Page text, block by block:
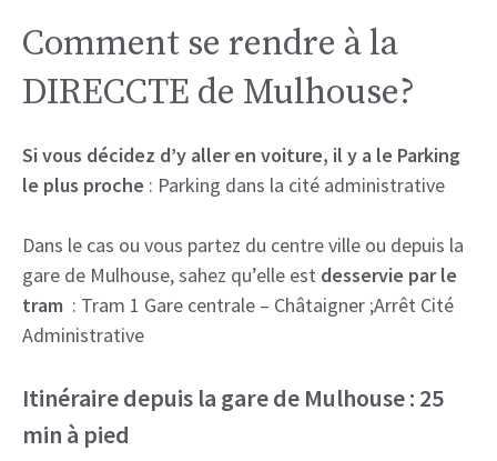
Comment se rendre à la
DIRECCTE de Mulhouse?
Si vous décidez d’y aller en voiture, il y a le Parking
le plus proche : Parking dans la cité administrative
Dans le cas ou vous partez du centre ville ou depuis la
gare de Mulhouse, sahez qu’elle est desservie par le
tram : Tram 1 Gare centrale – Châtaigner ;Arrêt Cité
Administrative
Itinéraire depuis la gare de Mulhouse : 25
min à pied